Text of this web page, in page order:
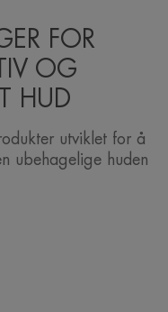
FOR
OG
HUD
utviklet for å
ubehagelige huden